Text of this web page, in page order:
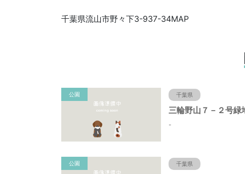
千葉県流山市野々下3-937-34MAP
公園 千葉県
-
公園 千葉県